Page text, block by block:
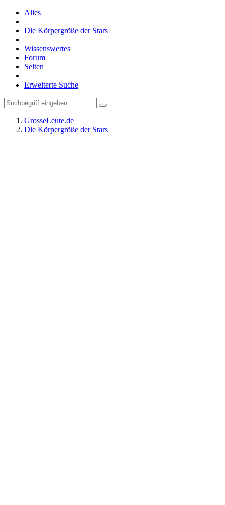
Alles
Die Körpergröße der Stars
Wissenswertes
Forum
Seiten
Erweiterte Suche
GrosseLeute.de
Die Körpergröße der Stars